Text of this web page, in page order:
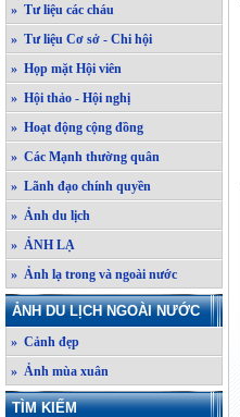
» Tư liệu các cháu
» Tư liệu Cơ sở - Chi hội
» Họp mặt Hội viên
» Hội thảo - Hội nghị
» Hoạt động cộng đồng
» Các Mạnh thường quân
» Lãnh đạo chính quyền
» Ảnh du lịch
» ẢNH LẠ
» Ảnh lạ trong và ngoài nước
ẢNH DU LỊCH NGOÀI NƯỚC
» Cảnh đẹp
» Ảnh mùa xuân
TÌM KIẾM